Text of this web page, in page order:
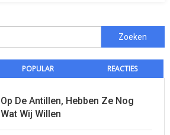
Zoeken
naar:
POPULAR REACTIES
Op De Antillen, Hebben Ze Nog
Wat Wij Willen